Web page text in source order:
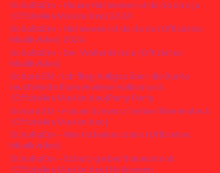
SchaRaEm – House Halloween ist da da da o ja
(Offizielles Musikvideo) 2024
SchaRaEm – Helloween ist da da da (Offizielles
Musikvideo) 2024
SchaRaEm – Der Weltenblinzla (Offizielles
Musikvideo)
Schara EM – Ich flieg Vollgas über die Bunte
leuchtende Blumenwiese Volksmusik
(Offizielles Musikvideo)Party Party
Schara EM – House Schwarz Gelber Bienenstock
(Offizielles Musikvideo)
SchaRaEm – Hier ist keiner allein (Offizielles
Musikvideo)
SchaRaEm – Scharz gelber Bienenstock
(Offizielles Musikvideo) Halloween